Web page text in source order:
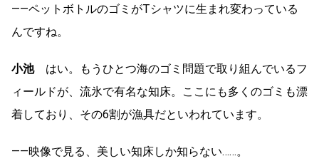
――ペットボトルのゴミがTシャツに生まれ変わっている
んですね。
小池はい。もうひとつ海のゴミ問題で取り組んでいるフ
ィールドが、流氷で有名な知床。ここにも多くのゴミも漂
着しており、その6割が漁具だといわれています。
――映像で見る、美しい知床しか知らない……。